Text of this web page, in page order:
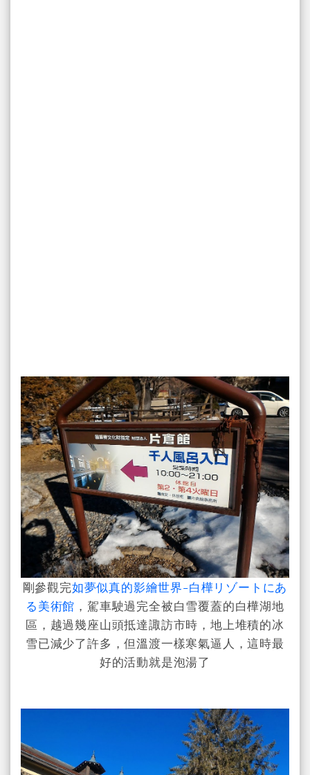
剛參觀完如夢似真的影繪世界-白樺リゾートにあ
る美術館 ，駕車駛過完全被白雪覆蓋的白樺湖地
區，越過幾座山頭抵達諏訪市時，地上堆積的冰
雪已減少了許多，但溫渡一樣寒氣逼人，這時最
好的活動就是泡湯了